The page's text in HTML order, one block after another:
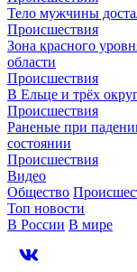
Тело мужчины
Происшествия
Зона красного
области
Происшествия
В Ельце и трёх
Происшествия
Раненые при
состоянии
Происшествия
Видео
Общество
Топ новости
В России В мире